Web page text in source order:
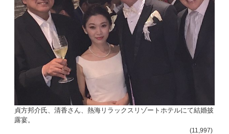
貞方邦介氏、清香さん、熱海リラックスリゾートホテルにて結婚披
露宴。
(11,997)